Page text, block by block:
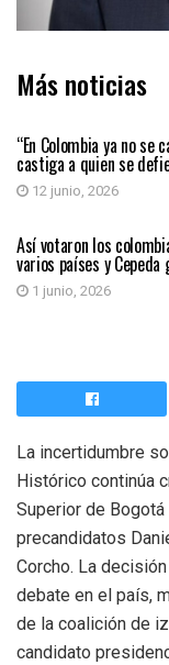
Más noticias
“En Colombia ya no
castiga a quien se
12 junio, 2026
PAÍS
Así votaron los
varios países y Cepeda
1 junio, 2026
La incertidumbre
Histórico continúa
Superior de
precandidatos
Corcho. La
debate en el país,
de la coalición de
candidato